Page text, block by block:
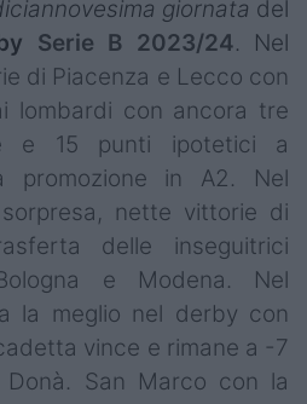
giornata del
Serie B 2023/24. Nel
di Piacenza e Lecco con
lombardi con ancora tre
e 15 punti ipotetici a
promozione in A2. Nel
nette vittorie di
delle inseguitrici
e Modena. Nel
la meglio nel derby con
vince e rimane a -7
San Marco con la